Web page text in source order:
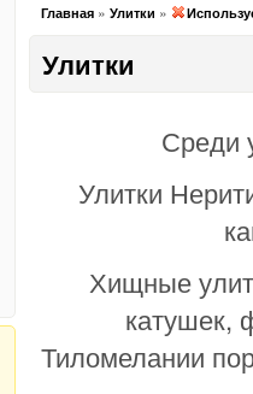
Главная » Улитки »
Улитки
Среди
Улитки
Хищные
катушек,
Тиломелании